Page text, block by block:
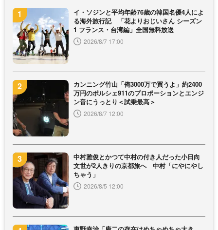
イ・ソジンと平均年齢76歳の韓国名優4人によ
る海外旅行記 「花よりおじいさん シーズン
1 フランス・台湾編」全国無料放送
2026/8/7 17:00
カンニング竹山「俺3000万で買うよ」約2400
万円のポルシェ911のプロポーションとエンジ
ン音にうっとり＜試乗最高＞
2026/8/7 12:00
中村雅俊とかつて中村の付き人だった小日向
文世が2人きりの京都旅へ 中村「にやにやし
ちゃう」
2026/8/5 12:00